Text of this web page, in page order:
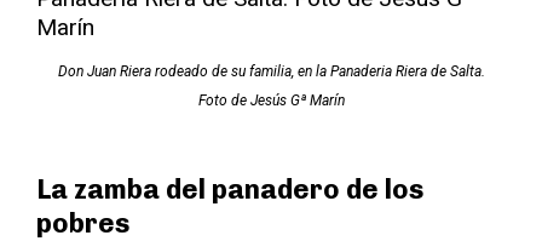
Don Juan Riera rodeado de su familia, en la Panaderia Riera de Salta.
Foto de Jesús Gª Marín
La zamba del panadero de los
pobres